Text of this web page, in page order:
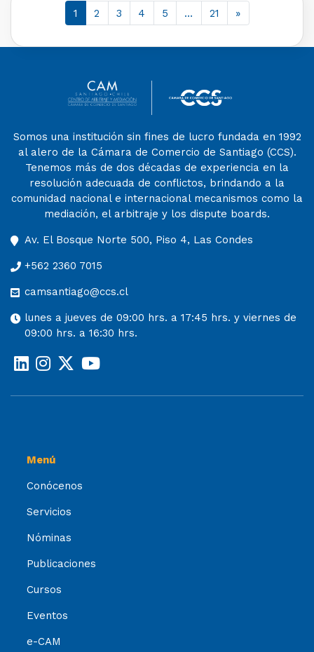
1 2 3 4 5 … 21 »
Somos una institución sin fines de lucro fundada en 1992
al alero de la Cámara de Comercio de Santiago (CCS).
Tenemos más de dos décadas de experiencia en la
resolución adecuada de conflictos, brindando a la
comunidad nacional e internacional mecanismos como la
mediación, el arbitraje y los dispute boards.
Av. El Bosque Norte 500, Piso 4, Las Condes
+562 2360 7015
camsantiago@ccs.cl
lunes a jueves de 09:00 hrs. a 17:45 hrs. y viernes de
09:00 hrs. a 16:30 hrs.
Menú
Conócenos
Servicios
Nóminas
Publicaciones
Cursos
Eventos
e-CAM